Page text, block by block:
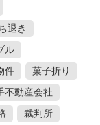
退き
ル
件
菓子折り
不動産会社
裁判所